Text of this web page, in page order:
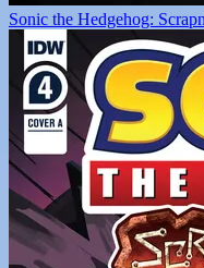
Sonic the Hedgehog: